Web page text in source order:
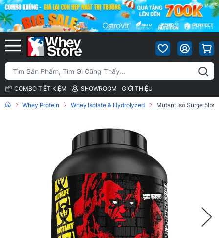
COMBO TIẾT KIỆM SHOWROOM GIỚI THIỆU
Whey Protein Whey Isolate & Hydrolyzed Mutant Iso Surge 5lbs